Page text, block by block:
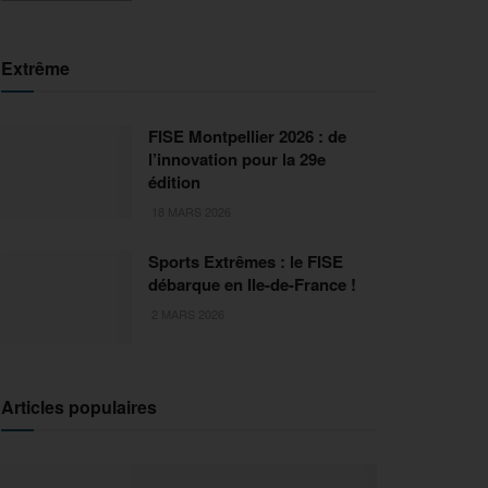
Extrême
FISE Montpellier 2026 : de
l’innovation pour la 29e
édition
Sports Extrêmes : le FISE
débarque en Ile-de-France !
Articles populaires